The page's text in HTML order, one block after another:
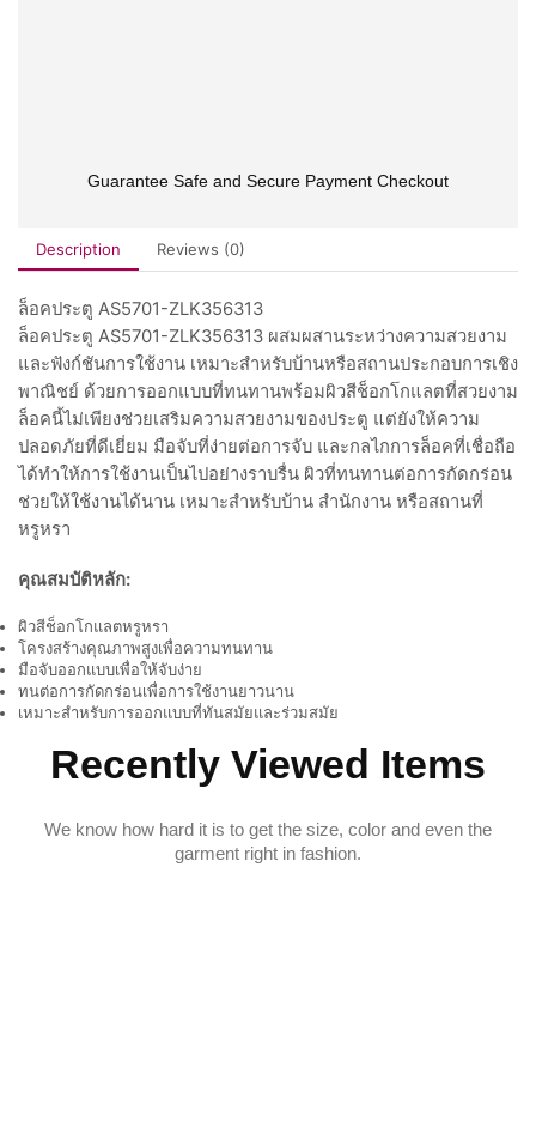
Guarantee Safe and Secure Payment Checkout
Description Reviews (0)
ล็อคประตู AS5701-ZLK356313
ล็อคประตู AS5701-ZLK356313 ผสมผสานระหว่างความสวยงาม
และฟังก์ชันการใช้งาน เหมาะสำหรับบ้านหรือสถานประกอบการเชิง
พาณิชย์ ด้วยการออกแบบที่ทนทานพร้อมผิวสีช็อกโกแลตที่สวยงาม
ล็อคนี้ไม่เพียงช่วยเสริมความสวยงามของประตู แต่ยังให้ความ
ปลอดภัยที่ดีเยี่ยม มือจับที่ง่ายต่อการจับ และกลไกการล็อคที่เชื่อถือ
ได้ทำให้การใช้งานเป็นไปอย่างราบรื่น ผิวที่ทนทานต่อการกัดกร่อน
ช่วยให้ใช้งานได้นาน เหมาะสำหรับบ้าน สำนักงาน หรือสถานที่
หรูหรา
คุณสมบัติหลัก:
ผิวสีช็อกโกแลตหรูหรา
โครงสร้างคุณภาพสูงเพื่อความทนทาน
มือจับออกแบบเพื่อให้จับง่าย
ทนต่อการกัดกร่อนเพื่อการใช้งานยาวนาน
เหมาะสำหรับการออกแบบที่ทันสมัยและร่วมสมัย
Recently Viewed Items
We know how hard it is to get the size, color and even the
garment right in fashion.